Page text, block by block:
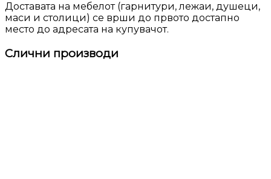
Доставата на мебелот (гарнитури, лежаи, душеци,
маси и столици) се врши до првото достапно
место до адресата на купувачот.
Слични производи